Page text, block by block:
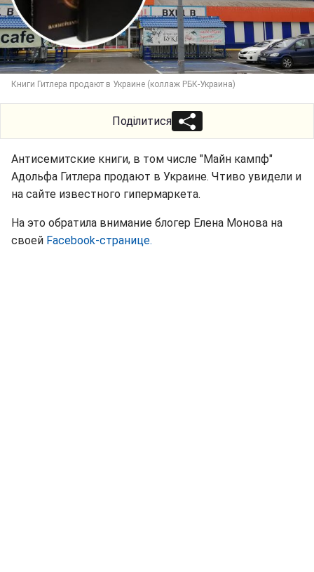
Книги Гитлера продают в Украине (коллаж РБК-Украина)
Поділитися
Антисемитские книги, в том числе "Майн кампф"
Адольфа Гитлера продают в Украине. Чтиво увидели и
на сайте известного гипермаркета.
На это обратила внимание блогер Елена Монова на
своей Facebook-странице.